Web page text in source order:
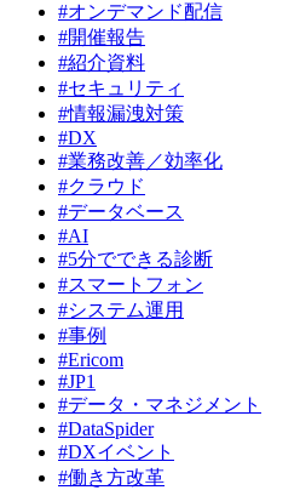
#オンデマンド配信
#開催報告
#紹介資料
#セキュリティ
#情報漏洩対策
#DX
#業務改善／効率化
#クラウド
#データベース
#AI
#5分でできる診断
#スマートフォン
#システム運用
#事例
#Ericom
#JP1
#データ・マネジメント
#DataSpider
#DXイベント
#働き方改革